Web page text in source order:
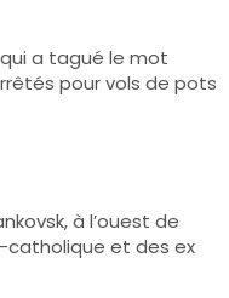
a tagué le mot
pour vols de pots
à l’ouest de
catholique et des ex